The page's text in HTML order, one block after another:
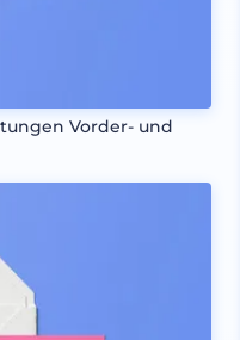
Vorder- und